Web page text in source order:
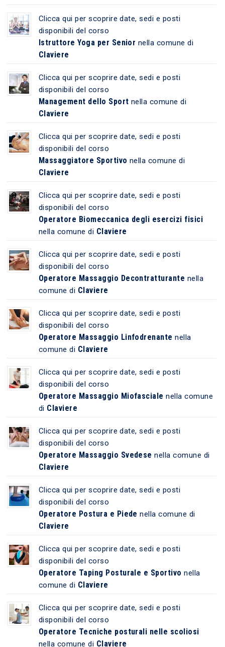
Clicca qui per scoprire date, sedi e posti
disponibili del corso
Istruttore Yoga per Senior nella comune di
Claviere
Clicca qui per scoprire date, sedi e posti
disponibili del corso
Management dello Sport nella comune di
Claviere
Clicca qui per scoprire date, sedi e posti
disponibili del corso
Massaggiatore Sportivo nella comune di
Claviere
Clicca qui per scoprire date, sedi e posti
disponibili del corso
Operatore Biomeccanica degli esercizi fisici
nella comune di Claviere
Clicca qui per scoprire date, sedi e posti
disponibili del corso
Operatore Massaggio Decontratturante nella
comune di Claviere
Clicca qui per scoprire date, sedi e posti
disponibili del corso
Operatore Massaggio Linfodrenante nella
comune di Claviere
Clicca qui per scoprire date, sedi e posti
disponibili del corso
Operatore Massaggio Miofasciale nella comune
di Claviere
Clicca qui per scoprire date, sedi e posti
disponibili del corso
Operatore Massaggio Svedese nella comune di
Claviere
Clicca qui per scoprire date, sedi e posti
disponibili del corso
Operatore Postura e Piede nella comune di
Claviere
Clicca qui per scoprire date, sedi e posti
disponibili del corso
Operatore Taping Posturale e Sportivo nella
comune di Claviere
Clicca qui per scoprire date, sedi e posti
disponibili del corso
Operatore Tecniche posturali nelle scoliosi
nella comune di Claviere